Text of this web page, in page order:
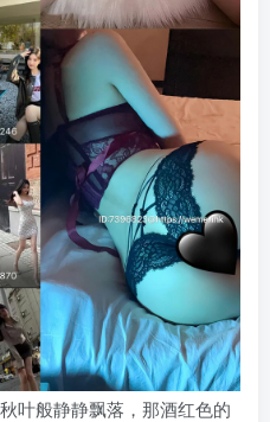
叶般静静飘落，那酒红色的